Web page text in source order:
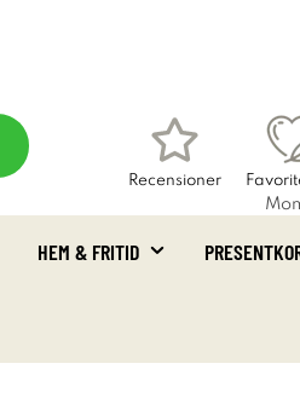
Recensioner
HEM & FRITID